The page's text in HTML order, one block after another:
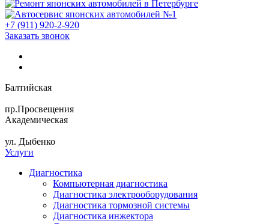
+7 (911) 920-2-920
Заказать звонок
Балтийская
пр.Просвещения
Академическая
ул. Дыбенко
Услуги
Диагностика
Компьютерная диагностика
Диагностика электрооборудования
Диагностика тормозной системы
Диагностика инжектора